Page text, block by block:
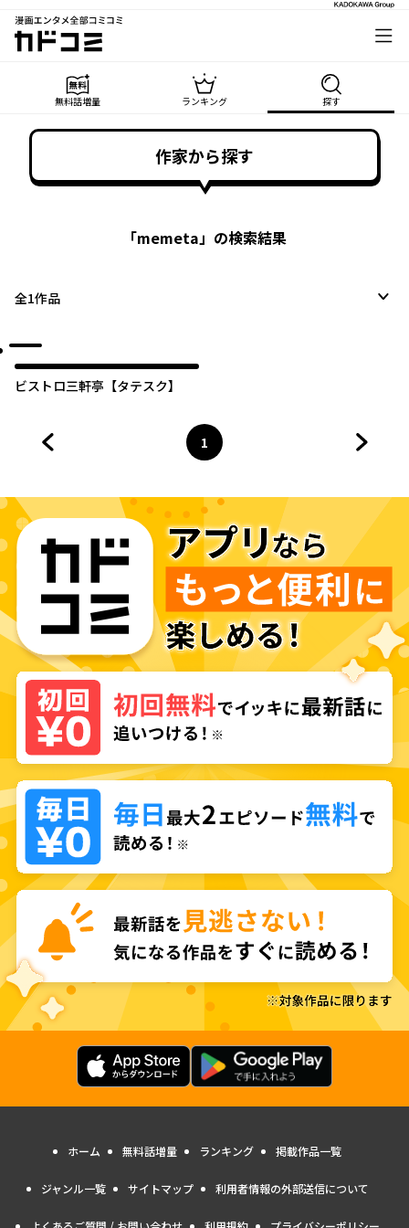
漫画エンタメ全部コミコミ
カドコミ
無料話増量 ランキング 探す
作家から探す
「memeta」の検索結果
全1作品
ビストロ三軒亭【タテスク】
ページ
1
へ
ホーム 無料話増量 ランキング 掲載作品一覧
ジャンル一覧 サイトマップ 利用者情報の外部送信について